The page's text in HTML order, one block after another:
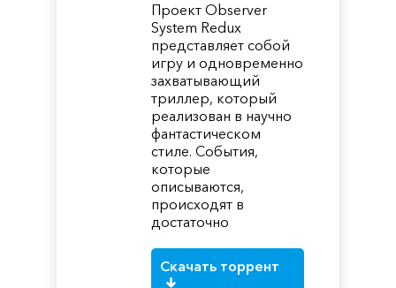
Проект Observer
System Redux
представляет собой
игру и одновременно
захватывающий
триллер, который
реализован в научно
фантастическом
стиле. События,
которые
описываются,
происходят в
достаточно
Скачать торрент